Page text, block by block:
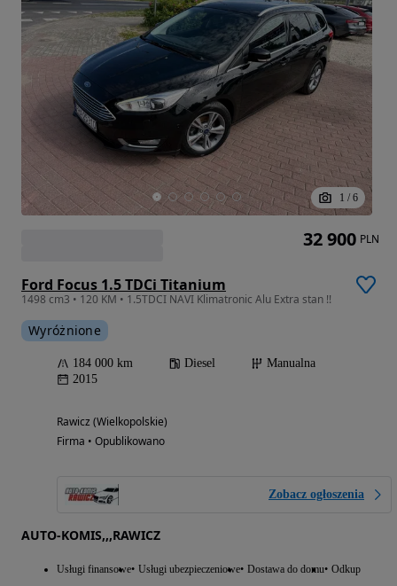
1 / 6
Ford Focus 1.5 TDCi Titanium
1498 cm3 • 120 KM • 1.5TDCI NAVI Klimatronic Alu Extra stan !!
Wyróżnione
184 000 km Diesel
Manualna
2015
Rawicz (Wielkopolskie)
Firma • Opublikowano
Zobacz ogłoszenia
AUTO-KOMIS,,,RAWICZ
Usługi finansowe Usługi ubezpieczeniowe Dostawa do domu Odkup
32 900 PLN